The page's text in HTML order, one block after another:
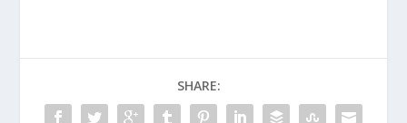
SHARE: